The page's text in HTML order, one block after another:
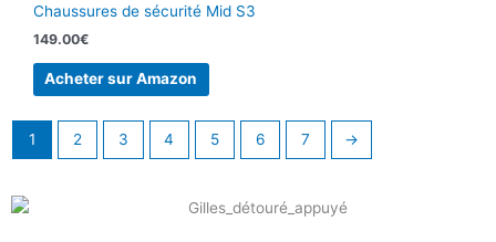
Chaussures de sécurité Mid S3
149.00€
Acheter sur Amazon
1 2 3 4 5 6 7 →